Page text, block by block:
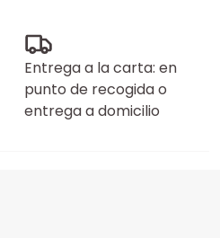
Entrega a la carta: en
punto de recogida o
entrega a domicilio